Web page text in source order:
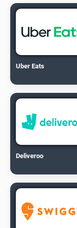
Uber Eats
Deliveroo